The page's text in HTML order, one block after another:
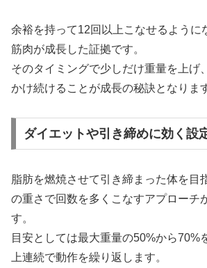
余裕を持って12回以上こなせるように
筋肉が成長した証拠です。
そのタイミングで少しだけ重量を上げ
かけ続けることが成長の秘訣となりま
ダイエットや引き締めに効く設
脂肪を燃焼させて引き締まった体を目
の重さで回数を多くこなすアプローチ
す。
目安としては最大重量の50%から70%
上連続で動作を繰り返します。